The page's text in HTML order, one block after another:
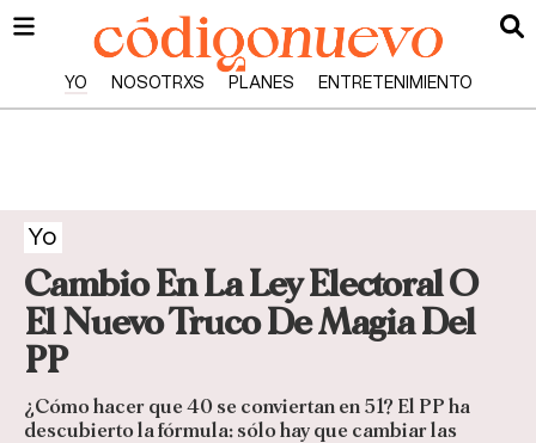
YO NOSOTRXS PLANES ENTRETENIMIENTO
Yo
Cambio En La Ley Electoral O
El Nuevo Truco De Magia Del
PP
¿Cómo hacer que 40 se conviertan en 51? El PP ha
descubierto la fórmula: sólo hay que cambiar las